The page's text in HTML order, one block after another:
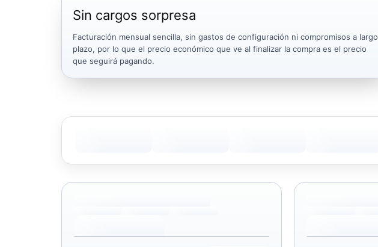
Sin cargos sorpresa
Facturación mensual sencilla, sin gastos de configuración ni compromisos a largo
plazo, por lo que el precio económico que ve al finalizar la compra es el precio
que seguirá pagando.